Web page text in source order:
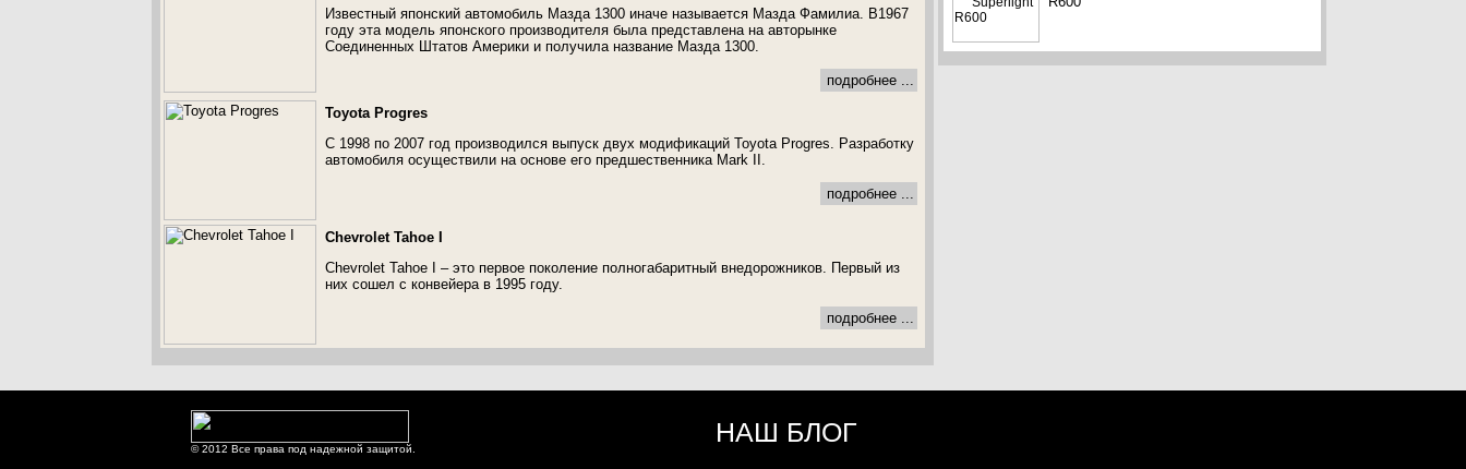
Известный японский автомобиль Мазда 1300 иначе называется Мазда Фамилиа. В1967
году эта модель японского производителя была представлена на авторынке
Соединенных Штатов Америки и получила название Мазда 1300.
подробнее ...
Toyota Progres
С 1998 по 2007 год производился выпуск двух модификаций Toyota Progres. Разработку
автомобиля осуществили на основе его предшественника Mark II.
подробнее ...
Chevrolet Tahoe I
Chevrolet Tahoe I – это первое поколение полногабаритный внедорожников. Первый из
них сошел с конвейера в 1995 году.
подробнее ...
© 2012 Все права под надежной защитой.
НАШ БЛОГ